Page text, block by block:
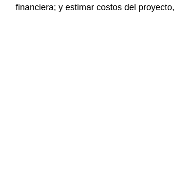
financiera; y estimar costos del